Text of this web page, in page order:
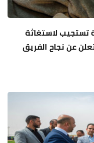
تستجيب لاستغاثة
عن نجاح الفريق